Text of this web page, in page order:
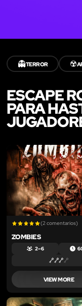
👻TERROR ☢️
ESCAPE
PARA
(2 comentarios)
ZOMBIES
2 – 6
VIEW MORE